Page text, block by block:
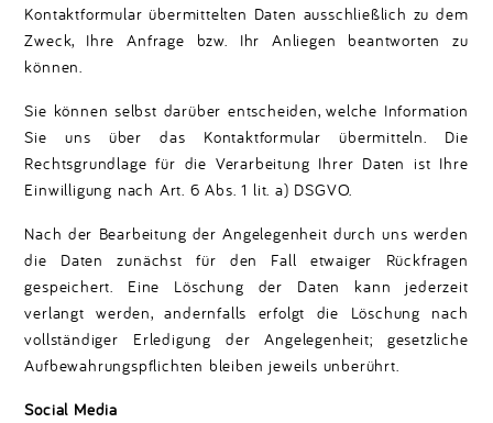
Kontaktformular übermittelten Daten ausschließlich zu dem
Zweck, Ihre Anfrage bzw. Ihr Anliegen beantworten zu
können.
Sie können selbst darüber entscheiden, welche Information
Sie uns über das Kontaktformular übermitteln. Die
Rechtsgrundlage für die Verarbeitung Ihrer Daten ist Ihre
Einwilligung nach Art. 6 Abs. 1 lit. a) DSGVO.
Nach der Bearbeitung der Angelegenheit durch uns werden
die Daten zunächst für den Fall etwaiger Rückfragen
gespeichert. Eine Löschung der Daten kann jederzeit
verlangt werden, andernfalls erfolgt die Löschung nach
vollständiger Erledigung der Angelegenheit; gesetzliche
Aufbewahrungspflichten bleiben jeweils unberührt.
Social Media